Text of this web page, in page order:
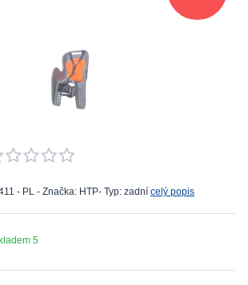
- PL - Značka: HTP- Typ: zadní celý popis
5